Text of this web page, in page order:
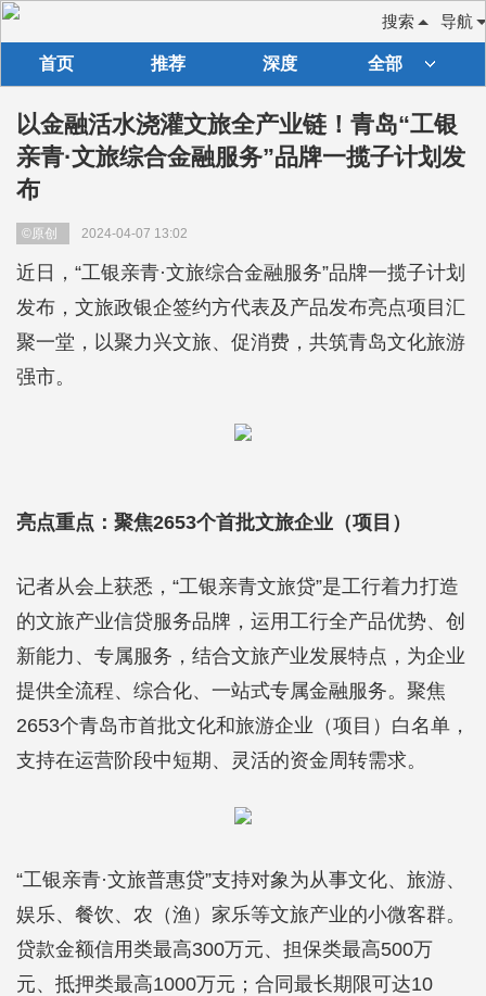
导航
搜索
首页 推荐 深度 全部
以金融活水浇灌文旅全产业链！青岛“工银
亲青·文旅综合金融服务”品牌一揽子计划发
布
©原创 2024-04-07 13:02
近日，“工银亲青·文旅综合金融服务”品牌一揽子计划
发布，文旅政银企签约方代表及产品发布亮点项目汇
聚一堂，以聚力兴文旅、促消费，共筑青岛文化旅游
强市。
亮点重点：聚焦2653个首批文旅企业（项目）
记者从会上获悉，“工银亲青文旅贷”是工行着力打造
的文旅产业信贷服务品牌，运用工行全产品优势、创
新能力、专属服务，结合文旅产业发展特点，为企业
提供全流程、综合化、一站式专属金融服务。聚焦
2653个青岛市首批文化和旅游企业（项目）白名单，
支持在运营阶段中短期、灵活的资金周转需求。
“工银亲青·文旅普惠贷”支持对象为从事文化、旅游、
娱乐、餐饮、农（渔）家乐等文旅产业的小微客群。
贷款金额信用类最高300万元、担保类最高500万
元、抵押类最高1000万元；合同最长期限可达10